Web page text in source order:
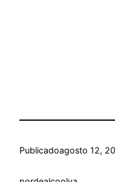
Publicadoagosto 12,